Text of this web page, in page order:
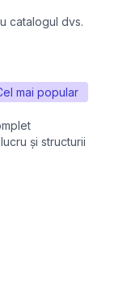
catalogul dvs.
mai popular
și structurii